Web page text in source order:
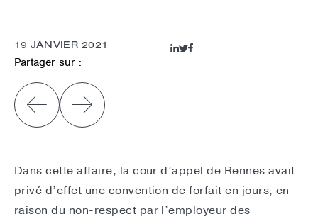
19 JANVIER 2021
Partager sur :
Dans cette affaire, la cour d’appel de Rennes avait
privé d’effet une convention de forfait en jours, en
raison du non-respect par l’employeur des